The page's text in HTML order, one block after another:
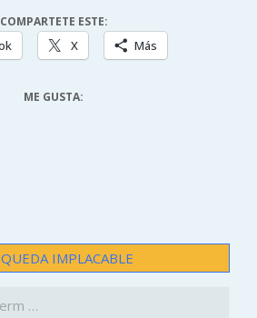
COMPARTETE ESTE:
X Más
ME GUSTA:
IMPLACABLE